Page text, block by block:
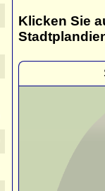
Klicken Sie